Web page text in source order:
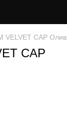
VELVET CAP
CAP